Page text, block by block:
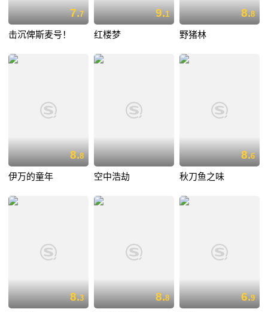
7.7
击沉俾斯麦号！
9.1
红楼梦
8.8
野猪林
8.8
伊万的童年 空中浩劫
8.6
秋刀鱼之味
8.3 8.8 6.9